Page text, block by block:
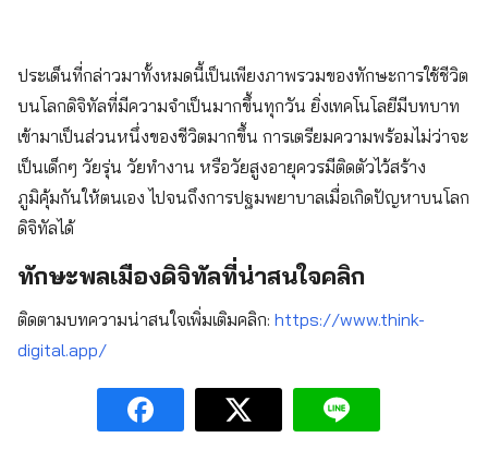
ประเด็นที่กล่าวมาทั้งหมดนี้เป็นเพียงภาพรวมของทักษะการใช้ชีวิต
บนโลกดิจิทัลที่มีความจำเป็นมากขึ้นทุกวัน ยิ่งเทคโนโลยีมีบทบาท
เข้ามาเป็นส่วนหนึ่งของชีวิตมากขึ้น การเตรียมความพร้อมไม่ว่าจะ
เป็นเด็กๆ วัยรุ่น วัยทำงาน หรือวัยสูงอายุควรมีติดตัวไว้สร้าง
ภูมิคุ้มกันให้ตนเอง ไปจนถึงการปฐมพยาบาลเมื่อเกิดปัญหาบนโลก
ดิจิทัลได้
ทักษะพลเมืองดิจิทัลที่น่าสนใจคลิก
ติดตามบทความน่าสนใจเพิ่มเติมคลิก: https://www.think-
digital.app/